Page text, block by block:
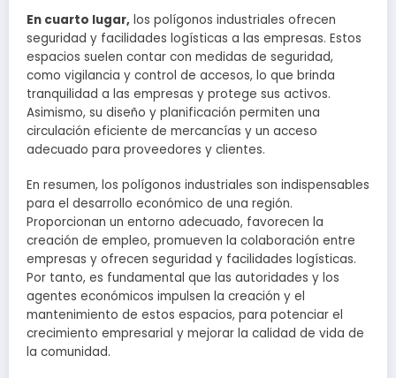
En cuarto lugar, los polígonos industriales ofrecen
seguridad y facilidades logísticas a las empresas. Estos
espacios suelen contar con medidas de seguridad,
como vigilancia y control de accesos, lo que brinda
tranquilidad a las empresas y protege sus activos.
Asimismo, su diseño y planificación permiten una
circulación eficiente de mercancías y un acceso
adecuado para proveedores y clientes.
En resumen, los polígonos industriales son indispensables
para el desarrollo económico de una región.
Proporcionan un entorno adecuado, favorecen la
creación de empleo, promueven la colaboración entre
empresas y ofrecen seguridad y facilidades logísticas.
Por tanto, es fundamental que las autoridades y los
agentes económicos impulsen la creación y el
mantenimiento de estos espacios, para potenciar el
crecimiento empresarial y mejorar la calidad de vida de
la comunidad.